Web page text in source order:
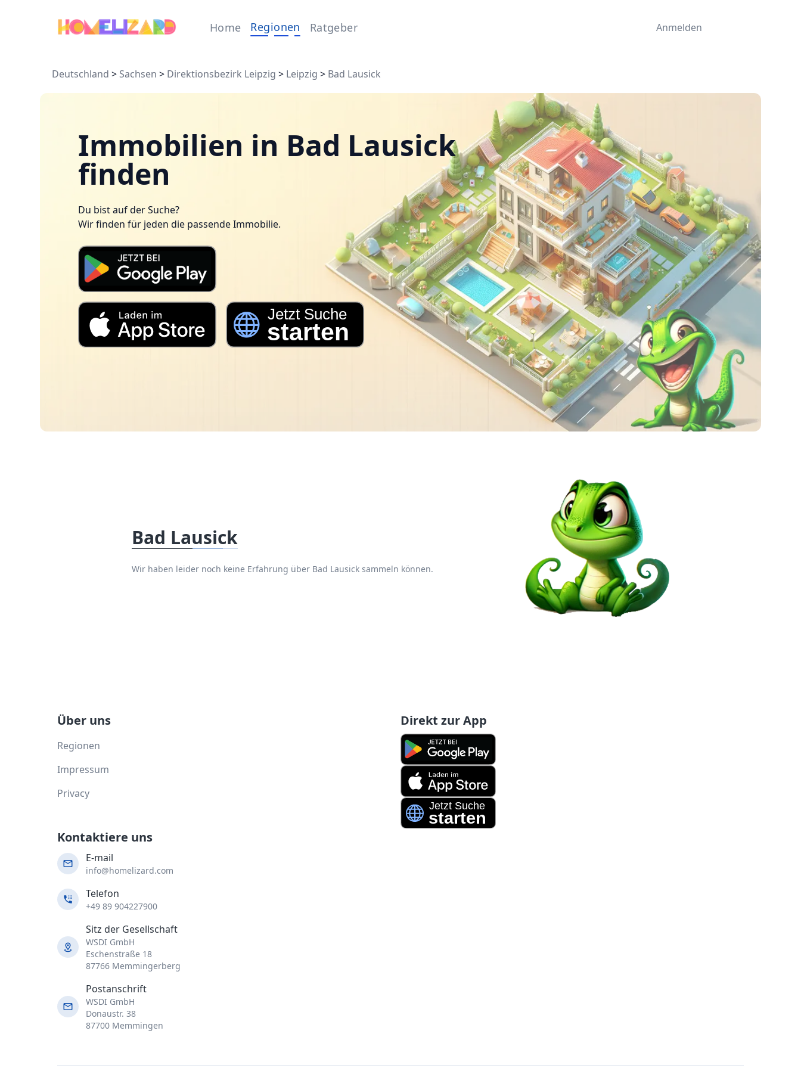
Home Regionen Ratgeber Anmelden
Deutschland > Sachsen > Direktionsbezirk Leipzig > Leipzig > Bad Lausick
Immobilien in Bad Lausick
finden
Du bist auf der Suche?
Wir finden für jeden die passende Immobilie.
Bad Lausick
Wir haben leider noch keine Erfahrung über Bad Lausick sammeln können.
Über uns
Regionen
Impressum
Privacy
Direkt zur App
Kontaktiere uns
E-mail
info@homelizard.com
Telefon
+49 89 904227900
Sitz der Gesellschaft
WSDI GmbH
Eschenstraße 18
87766 Memmingerberg
Postanschrift
WSDI GmbH
Donaustr. 38
87700 Memmingen